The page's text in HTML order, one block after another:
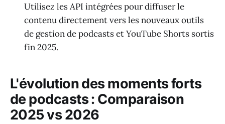
Utilisez les API intégrées pour diffuser le
contenu directement vers les nouveaux outils
de gestion de podcasts et YouTube Shorts sortis
fin 2025.
L'évolution des moments forts
de podcasts : Comparaison
2025 vs 2026